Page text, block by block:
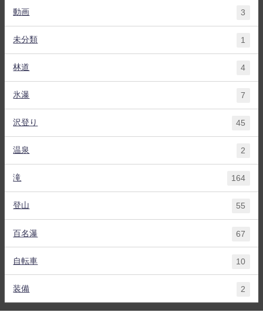
動画 3
未分類 1
林道 4
氷瀑 7
沢登り 45
温泉 2
滝 164
登山 55
百名瀑 67
自転車 10
装備 2